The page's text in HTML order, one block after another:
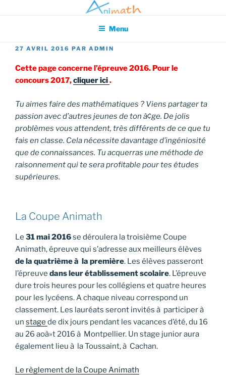
au
principal
Association pour l'Animation en Mathématiques
Menu
PUBLIÉ
27 AVRIL 2016 PAR ADMIN
Cette page concerne l’épreuve 2016. Pour le
concours 2017,cliquer ici.
Tu aimes faire des mathématiques ? Viens partager ta
passion avec d’autres jeunes de ton à¢ge. De jolis
problèmes vous attendent, très différents de ce que tu
fais en classe. Cela nécessite davantage d’ingéniosité
que de connaissances. Tu acquerras une méthode de
raisonnement qui te sera profitable pour tes études
supérieures.
La Coupe Animath
Le 31 mai 2016se déroulera la troisième Coupe
Animath, épreuve qui s’adresse aux meilleurs élèves
de la quatrième à la première. Les élèves passeront
l’épreuve dans leur établissement scolaire. L’épreuve
dure trois heures pour les collégiens et quatre heures
pour les lycéens. A chaque niveau correspond un
classement. Les lauréats seront invités à participer à
un stage de dix jours pendant les vacances d’été, du 16
au 26 aoà»t 2016 à Montpellier. Un stage junior aura
également lieu à la Toussaint, à Cachan.
Le règlement de la Coupe Animath